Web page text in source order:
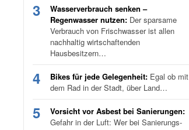
3
Wasserverbrauch senken –
Regenwasser nutzen: Der sparsame
Verbrauch von Frischwasser ist allen
nachhaltig wirtschaftenden
Hausbesitzern…
4 Bikes für jede Gelegenheit: Egal ob mit
dem Rad in der Stadt, über Land…
5
Vorsicht vor Asbest bei Sanierungen:
Gefahr in der Luft: Wer bei Sanierungs-